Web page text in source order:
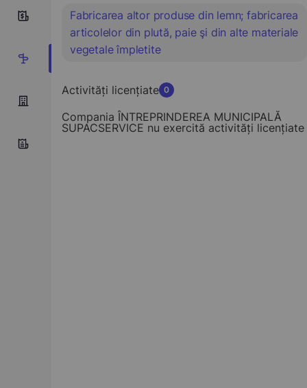
9
1
Fabricarea altor produse din lemn; fabricarea
articolelor din plută, paie şi din alte materiale
vegetale împletite
Activități licențiate 0
Compania ÎNTREPRINDEREA MUNICIPALĂ
SUPACSERVICE nu exercită activități licențiate